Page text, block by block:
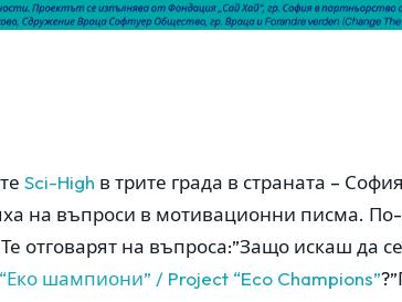
Sci-High в трите града в страната –
на въпроси в мотивационни писма.
отговарят на въпроса:”Защо искаш да
шампиони” / Project “Eco Champions”